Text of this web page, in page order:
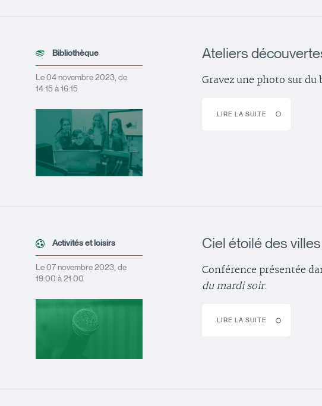
Bibliothèque
Le 04 novembre 2023, de
14:15 à 16:15
Ateliers
Gravez une photo sur du
LIRE LA SUITE
Activités et loisirs
Le 07 novembre 2023, de
19:00 à 21:00
Ciel étoilé des
Conférence présentée
du mardi soir.
LIRE LA SUITE